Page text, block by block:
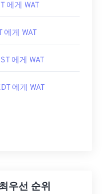
에게 WAT
에게 WAT
에게 WAT
에게 WAT
우선 순위